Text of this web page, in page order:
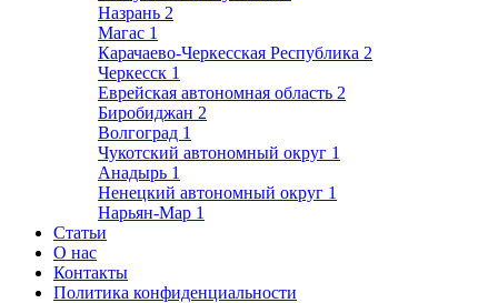
Назрань 2
Магас 1
Карачаево-Черкесская Республика 2
Черкесск 1
Еврейская автономная область 2
Биробиджан 2
Волгоград 1
Чукотский автономный округ 1
Анадырь 1
Ненецкий автономный округ 1
Нарьян-Мар 1
Статьи
О нас
Контакты
Политика конфиденциальности